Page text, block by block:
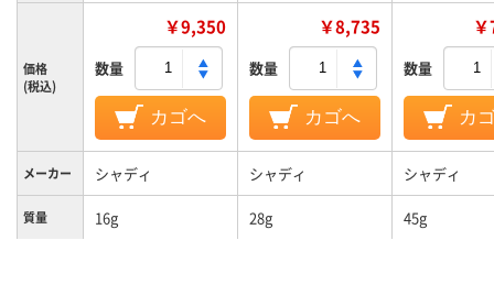
価格
(税込)
￥9,350
数量
カゴへ
￥8,735
数量
カゴへ
数量
カ
メーカー シャディ シャディ シャディ
質量 16g 28g 45g